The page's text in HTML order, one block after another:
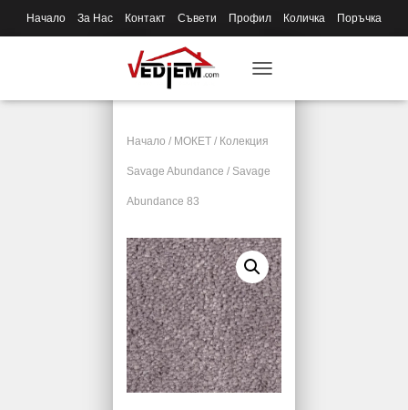
Начало За Нас Контакт Съвети Профил Количка Поръчка
O
E
I
G
A
T
I
O
N
Начало / МОКЕТ / Колекция
Savage Abundance / Savage
Abundance 83